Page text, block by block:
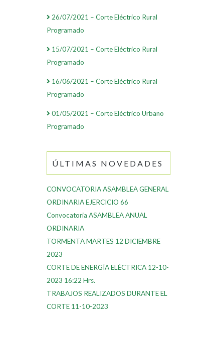
26/07/2021 – Corte Eléctrico Rural
Programado
15/07/2021 – Corte Eléctrico Rural
Programado
16/06/2021 – Corte Eléctrico Rural
Programado
01/05/2021 – Corte Eléctrico Urbano
Programado
ÚLTIMAS NOVEDADES
CONVOCATORIA ASAMBLEA GENERAL
ORDINARIA EJERCICIO 66
Convocatoria ASAMBLEA ANUAL
ORDINARIA
TORMENTA MARTES 12 DICIEMBRE
2023
CORTE DE ENERGÍA ELÉCTRICA 12-10-
2023 16:22 Hrs.
TRABAJOS REALIZADOS DURANTE EL
CORTE 11-10-2023